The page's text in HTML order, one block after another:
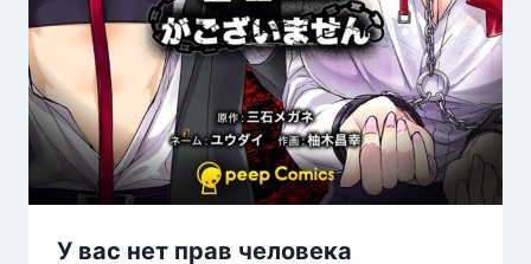
У вас нет прав человека